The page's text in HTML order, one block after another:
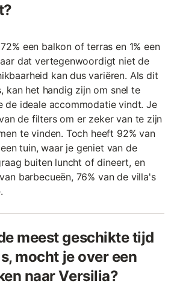
een balkon of terras en 1% een
dat vertegenwoordigt niet de
kan dus variëren. Als dit
kan het handig zijn om snel te
de ideale accommodatie vindt. Je
de filters om er zeker van te zijn
te vinden. Toch heeft 92% van
tuin, waar je geniet van de
buiten luncht of dineert, en
barbecueën, 76% van de villa's
meest geschikte tijd
mocht je over een
naar Versilia?